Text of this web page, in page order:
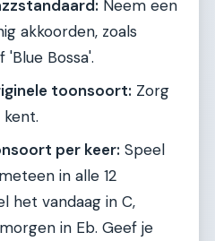
Neem een
akkoorden, zoals
'Blue Bossa'.
toonsoort: Zorg
per keer: Speel
in alle 12
het vandaag in C,
in Eb. Geef je